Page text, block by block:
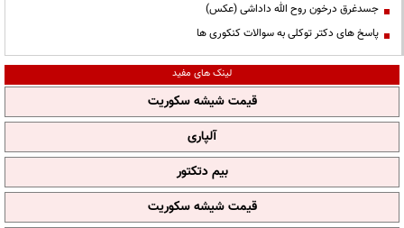
جسدغرق درخون روح الله داداشی (عکس)
پاسخ های دکتر توکلی به سوالات کنکوری ها
لینک های مفید
قیمت شیشه سکوریت
آلپاری
بیم دتکتور
قیمت شیشه سکوریت